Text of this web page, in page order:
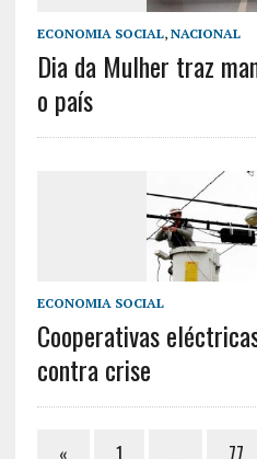
ECONOMIA SOCIAL, NACIONAL
Dia da Mulher traz
o país
ECONOMIA SOCIAL
Cooperativas
contra crise